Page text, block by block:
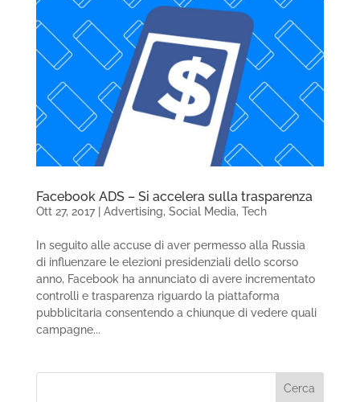
Facebook ADS – Si accelera sulla trasparenza
Ott 27, 2017| Advertising, Social Media, Tech
In seguito alle accuse di aver permesso alla Russia
di influenzare le elezioni presidenziali dello scorso
anno, Facebook ha annunciato di avere incrementato
controlli e trasparenza riguardo la piattaforma
pubblicitaria consentendo a chiunque di vedere quali
campagne...